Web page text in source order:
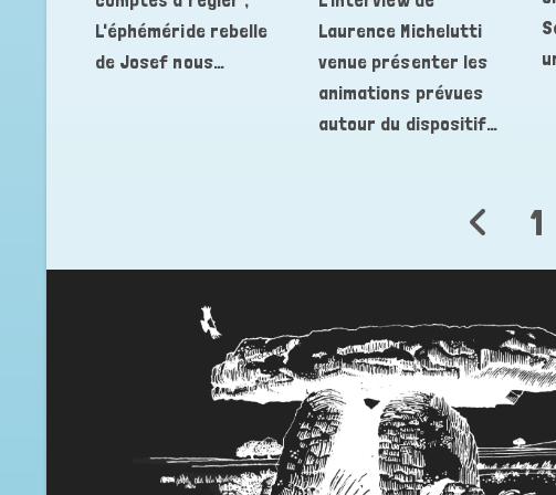
L'éphéméride rebelle
de Josef nous…
Laurence Michelutti
venue présenter les
animations prévues
autour du dispositif…
Go to the 1